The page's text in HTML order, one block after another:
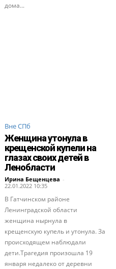
дома...
Вне СПб
Женщина утонула в
крещенской купели на
глазах своих детей в
Ленобласти
Ирина Бещенцева -
22.01.2022 10:35
В Гатчинском районе
Ленинградской области
женщина нырнула в
крещенскую купель и утонула. За
происходящем наблюдали
дети.Трагедия произошла 19
января недалеко от деревни